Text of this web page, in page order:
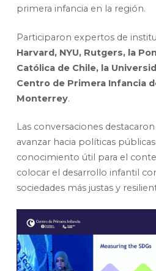
primera infancia en la región.
Participaron expertos de
Harvard, NYU, Rutgers, la
Católica de Chile, la
Centro de Primera Infancia
Monterrey.
Las conversaciones
avanzar hacia políticas
conocimiento útil para el
colocar el desarrollo infantil
sociedades más justas y